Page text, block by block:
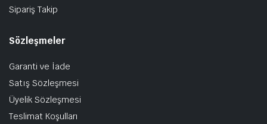
Sipariş Takip
Sözleşmeler
Garanti ve İade
Satış Sözleşmesi
Üyelik Sözleşmesi
Teslimat Koşulları